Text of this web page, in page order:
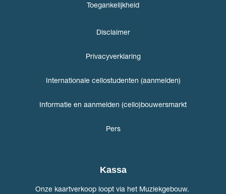
Toegankelijkheid
Disclaimer
Privacyverklaring
Internationale cellostudenten (aanmelden)
Informatie en aanmelden (cello)bouwersmarkt
Pers
Kassa
Onze kaartverkoop loopt via het Muziekgebouw.